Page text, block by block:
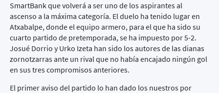
SmartBank que volverá a ser uno de los aspirantes al
ascenso a la máxima categoría. El duelo ha tenido lugar en
Atxabalpe, donde el equipo armero, para el que ha sido su
cuarto partido de pretemporada, se ha impuesto por 5-2.
Josué Dorrio y Urko Izeta han sido los autores de las dianas
zornotzarras ante un rival que no había encajado ningún gol
en sus tres compromisos anteriores.
El primer aviso del partido lo han dado los nuestros por